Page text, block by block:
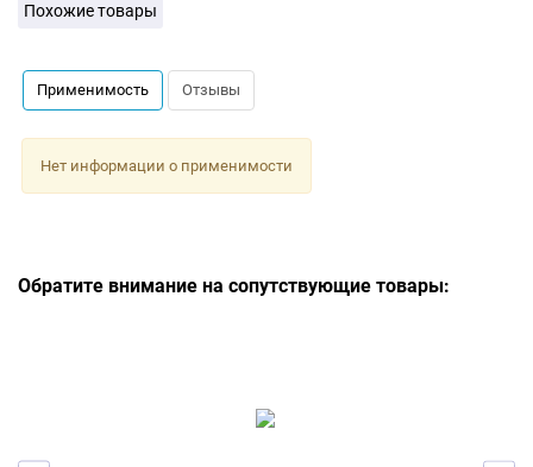
Похожие товары
Применимость Отзывы
Нет информации о применимости
Обратите внимание на сопутствующие товары: